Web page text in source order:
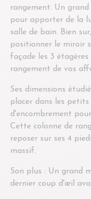
rangement. Un
pour apporter de la
salle de bain. Bien
positionner le miroir
façade les 3
rangement de vos
Ses dimensions
placer dans les petits
d'encombrement
Cette colonne de
reposer sur ses 4
massif.
Son plus : Un grand
dernier coup d'œil